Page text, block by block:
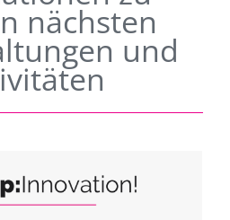
nächsten
und